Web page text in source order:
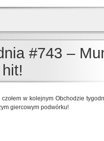
#743 –
w kolejnym Obchodzie
giercowym podwórku!